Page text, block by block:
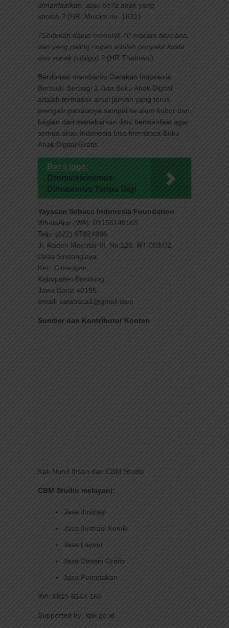
dimanfaatkan, atau do?a anak yang
sholeh.? (HR. Muslim no. 1631)
?Sedekah dapat menolak 70 macam bencana,
dan yang paling ringan adalah penyakit kusta
dan sopak (vitiligo).? (HR Thabrani)
Berdonasi membantu Gerakan Indonesia
Berbudi: Berbagi 1 Juta Buku Anak Digital
adalah termasuk amal jariyah yang terus
mengalir pahalanya sampai ke alam kubur dan
bagian dari menebarkan ilmu bermanfaat agar
semua anak Indonesia bisa membaca Buku
Anak Digital Gratis.
Baca juga:
Dromiceiomimus:
Dinosaurus Tanpa Gigi
Yayasan Sebaca Indonesia Foundation
WhatsApp (WA): 08156148165
Telp: (022) 87824898
Jl. Raden Mochtar III, No.126, RT 003/02,
Desa Sindanglaya,
Kec. Cimenyan,
Kabupaten Bandung,
Jawa Barat 40195
email: katabaca1@gmail.com
Sumber dan Kontributor Konten
Kak Nurul Ihsan dan CBM Studio
CBM Studio melayani:
Jasa Ilustrasi
Jasa Ilustrasi Komik
Jasa Layout
Jasa Desain Grafis
Jasa Percetakan
WA: 0815 6148 165
Supported by: kpk.go.id